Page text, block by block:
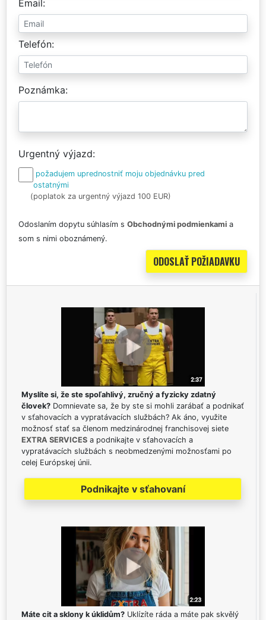
Email
Telefón
Poznámka
Urgentný výjazd
požadujem uprednostniť moju objednávku pred
ostatnými
(poplatok za urgentný výjazd 100 EUR)
Odoslaním dopytu súhlasím s Obchodnými podmienkami a
som s nimi oboznámený.
Myslíte si, že ste spoľahlivý, zručný a fyzicky zdatný
človek? Domnievate sa, že by ste si mohli zarábať a podnikať
v sťahovacích a vypratávacích službách? Ak áno, využite
možnosť stať sa členom medzinárodnej franchisovej siete
EXTRA SERVICES a podnikajte v sťahovacích a
vypratávacích službách s neobmedzenými možnosťami po
celej Európskej únii.
Podnikajte v sťahovaní
Máte cit a sklony k úklidům? Uklízíte ráda a máte pak skvělý